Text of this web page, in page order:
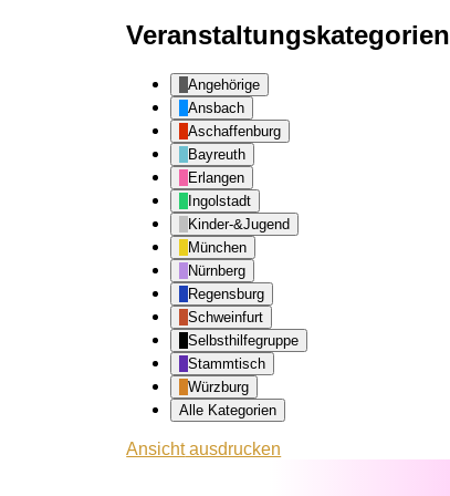
Veranstaltungskategorien
Angehörige
Ansbach
Aschaffenburg
Bayreuth
Erlangen
Ingolstadt
Kinder-&Jugend
München
Nürnberg
Regensburg
Schweinfurt
Selbsthilfegruppe
Stammtisch
Würzburg
Alle Kategorien
Ansichtausdrucken